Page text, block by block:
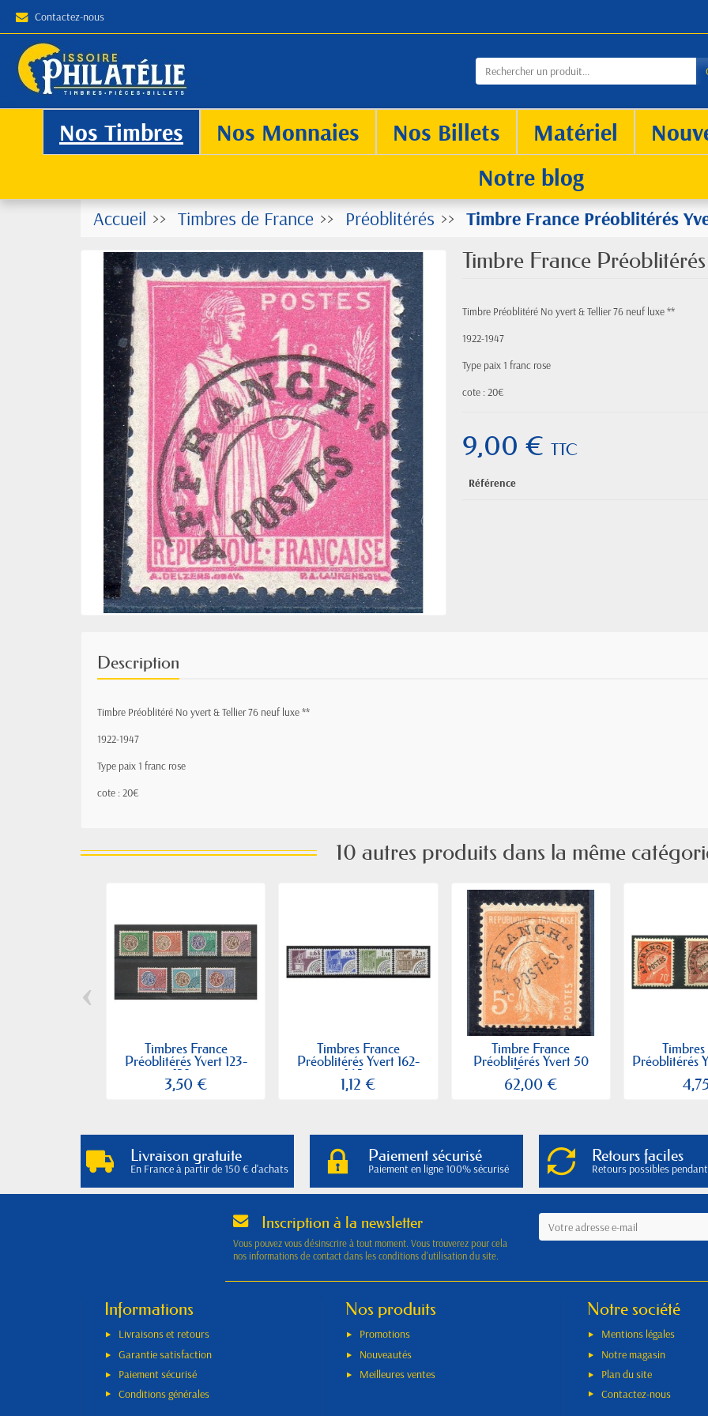
Contactez-nous
Nos Timbres Nos Monnaies Nos Billets Matériel
Notre blog
Accueil Timbres de France Préoblitérés Timbre France Préoblitérés
Timbre France
Timbre Préoblitéré No yvert & Tellier 76 neuf luxe **
1922-1947
Type paix 1 franc rose
cote : 20€
9,00 €TTC
Référence
Description
Timbre Préoblitéré No yvert & Tellier 76 neuf luxe **
1922-1947
Type paix 1 franc rose
cote : 20€
10 autres produits dans la même
Timbres France
Préoblitérés Yvert 123-
129...
3,50 €
Timbres France
Préoblitérés Yvert 162-
165...
1,12 €
Timbre France
Préoblitérés Yvert 50
Type...
62,00 €
Préoblitérés
‹
Livraison gratuite
En France à partir de 150 € d'achats
Paiement sécurisé
Paiement en ligne 100% sécurisé
Retours faciles
Retours possibles
Inscription à la newsletter
Vous pouvez vous désinscrire à tout moment. Vous trouverez pour cela
nos informations de contact dans les conditions d'utilisation du site.
Informations
Livraisons et retours
Garantie satisfaction
Paiement sécurisé
Conditions générales
Nos produits
Promotions
Nouveautés
Meilleures ventes
Notre société
Mentions légales
Notre magasin
Plan du site
Contactez-nous